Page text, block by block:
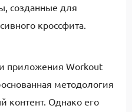
созданные для
кроссфита.
приложения Workout
методология
контент. Однако его